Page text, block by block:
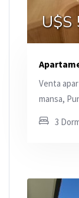
U$S
Venta
mansa,
3